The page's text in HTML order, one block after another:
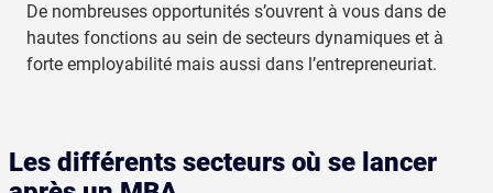
De nombreuses opportunités s’ouvrent à vous dans de
hautes fonctions au sein de secteurs dynamiques et à
forte employabilité mais aussi dans l’entrepreneuriat.
Les différents secteurs où se lancer